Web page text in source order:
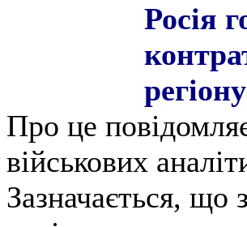
Росія
Про це
військових
Зазначається, що